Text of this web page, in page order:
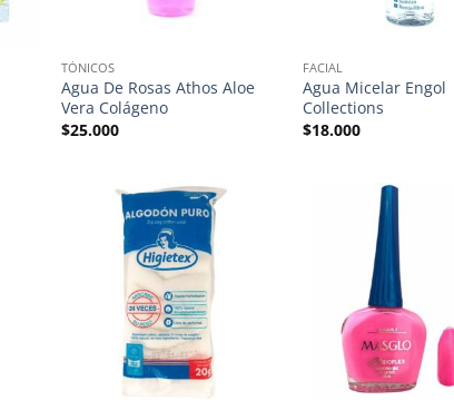
TÓNICOS
Agua De Rosas Athos Aloe
Vera Colágeno
$25.000
FACIAL
Agua Micelar Engol
Collections
$18.000